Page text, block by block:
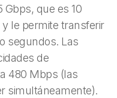
que es 10
le permite transferir
segundos. Las
de
480 Mbps (las
simultáneamente).